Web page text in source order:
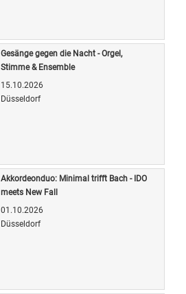
Gesänge gegen die Nacht - Orgel,
Stimme & Ensemble
15.10.2026
Düsseldorf
Akkordeonduo: Minimal trifft Bach - IDO
meets New Fall
01.10.2026
Düsseldorf